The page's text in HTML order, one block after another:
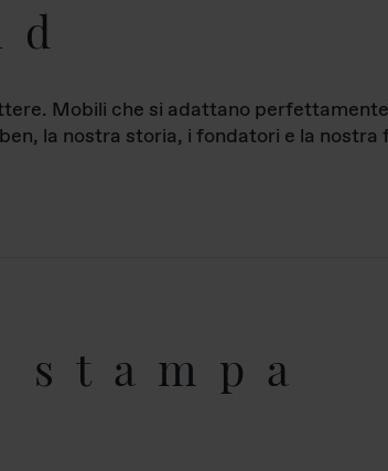
Mobili che si adattano
la nostra storia, i fondatori e la